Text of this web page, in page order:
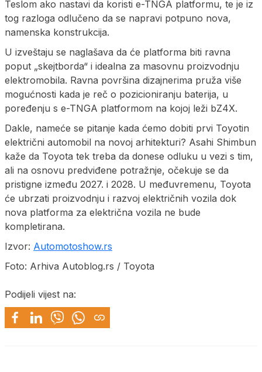
Teslom ako nastavi da koristi e-TNGA platformu, te je iz
tog razloga odlučeno da se napravi potpuno nova,
namenska konstrukcija.
U izveštaju se naglašava da će platforma biti ravna
poput „skejtborda“ i idealna za masovnu proizvodnju
elektromobila. Ravna površina dizajnerima pruža više
mogućnosti kada je reč o pozicioniranju baterija, u
poređenju s e-TNGA platformom na kojoj leži bZ4X.
Dakle, nameće se pitanje kada ćemo dobiti prvi Toyotin
električni automobil na novoj arhitekturi? Asahi Shimbun
kaže da Toyota tek treba da donese odluku u vezi s tim,
ali na osnovu predviđene potražnje, očekuje se da
pristigne između 2027. i 2028. U međuvremenu, Toyota
će ubrzati proizvodnju i razvoj električnih vozila dok
nova platforma za električna vozila ne bude
kompletirana.
Izvor: Automotoshow.rs
Foto: Arhiva Autoblog.rs / Toyota
Podijeli vijest na: